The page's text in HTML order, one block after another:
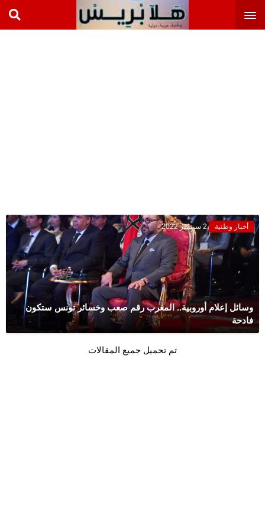
أخبار وطنية 2 سبتمبر 2022
وسائل إعلام أوروبية.. المغرب رقم صعب وخسائر تونس ستكون
فادحة
تم تحميل جميع المقالات